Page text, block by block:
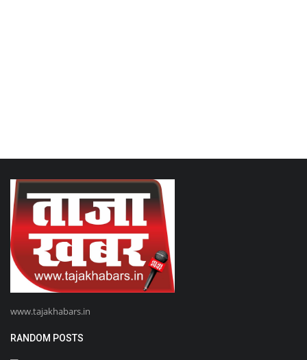
www.tajakhabars.in
RANDOM POSTS